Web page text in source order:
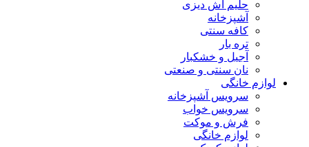
حلیم آش دیزی
آشپزخانه
کافه سنتی
تره بار
آجیل و خشکبار
نان سنتی و صنعتی
لوازم خانگی
سرویس آشپزخانه
سرویس خواب
فرش و موکت
لوازم خانگی